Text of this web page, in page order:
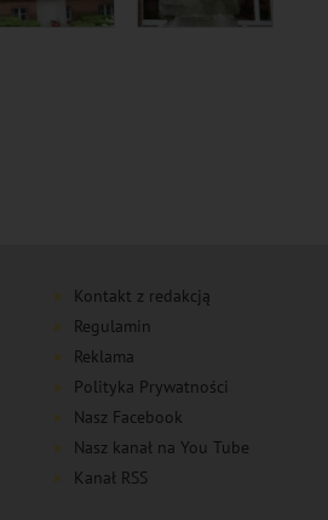
Kontakt z redakcją
Regulamin
Reklama
Polityka Prywatności
Nasz Facebook
Nasz kanał na You Tube
Kanał RSS